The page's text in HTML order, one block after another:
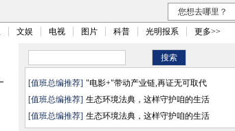
您想去哪里？
文娱 电视 图片 科普 光明报系 更多>>
[值班总编推荐] "电影+"带动产业链,再证无可取代
[值班总编推荐] 生态环境法典，这样守护咱的生活
[值班总编推荐] 生态环境法典，这样守护咱的生活